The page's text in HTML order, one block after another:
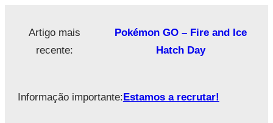
Artigo mais
recente:
Pokémon GO – Fire and Ice
Hatch Day
Informação importante:Estamos a recrutar!